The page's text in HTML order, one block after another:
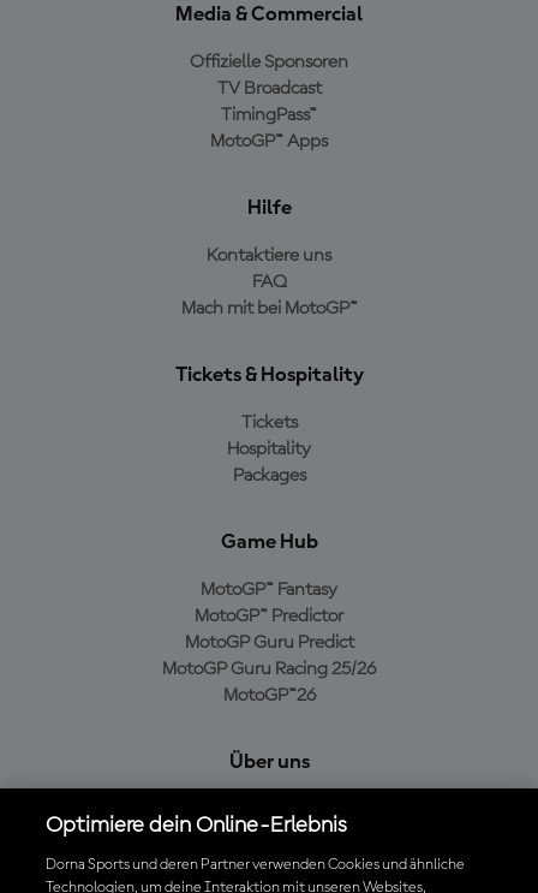
Media & Commercial
Offizielle Sponsoren
TV Broadcast
TimingPass™
MotoGP™ Apps
Hilfe
Kontaktiere uns
FAQ
Mach mit bei MotoGP™
Tickets & Hospitality
Tickets
Hospitality
Packages
Game Hub
MotoGP™ Fantasy
MotoGP™ Predictor
MotoGP Guru Predict
MotoGP Guru Racing 25/26
MotoGP™26
Über uns
Cookie-Richtlinien
Geschäftsbedingungen
Optimiere dein Online-Erlebnis
Dorna Sports und deren Partner verwenden Cookies und ähnliche
Technologien, um deine Interaktion mit unseren Websites,